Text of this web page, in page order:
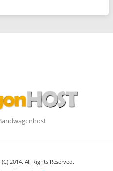
2014. All Rights Reserved.